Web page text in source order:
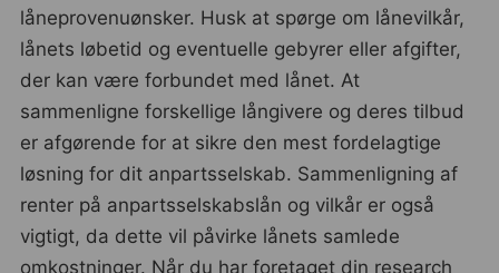
låneprovenuønsker. Husk at spørge om lånevilkår,
lånets løbetid og eventuelle gebyrer eller afgifter,
der kan være forbundet med lånet. At
sammenligne forskellige långivere og deres tilbud
er afgørende for at sikre den mest fordelagtige
løsning for dit anpartsselskab. Sammenligning af
renter på anpartsselskabslån og vilkår er også
vigtigt, da dette vil påvirke lånets samlede
omkostninger. Når du har foretaget din research